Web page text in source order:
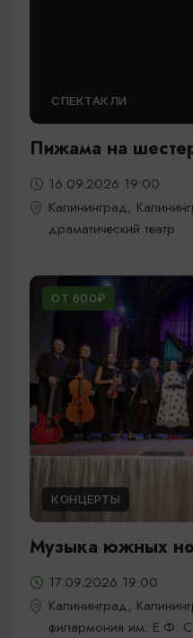
СПЕКТАКЛИ
Пижама на
16.09.2026 19:00
Калининград,
драматический театр
ОТ 600₽
КОНЦЕРТЫ
Музыка южных
17.09.2026 19:00
Калининград,
филармония им. Е.Ф.